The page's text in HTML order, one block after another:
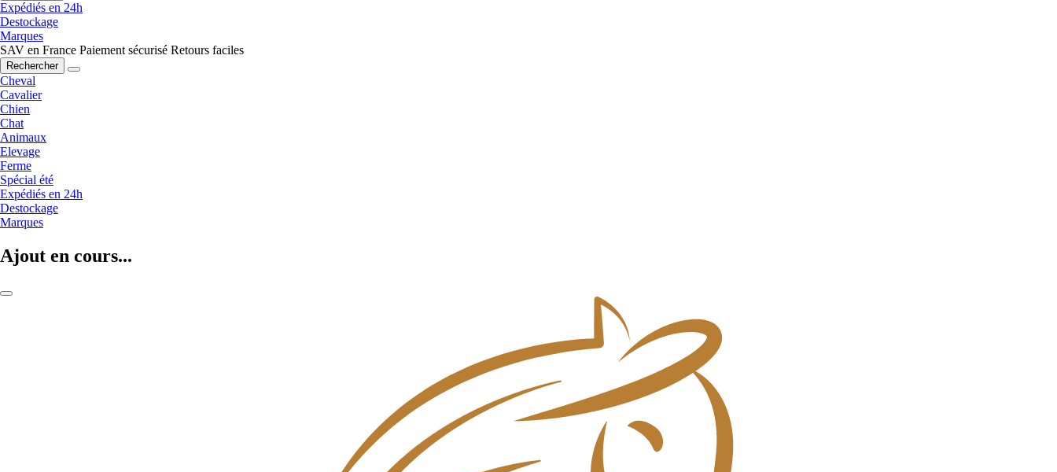
Expédiés en 24h
Destockage
Marques
SAV en France Paiement sécurisé Retours faciles
Rechercher
Cheval
Cavalier
Chien
Chat
Animaux
Elevage
Ferme
Spécial été
Expédiés en 24h
Destockage
Marques
Ajout en cours...